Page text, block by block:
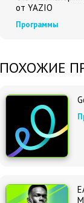
от YAZIO
Программы
ПОХОЖИЕ